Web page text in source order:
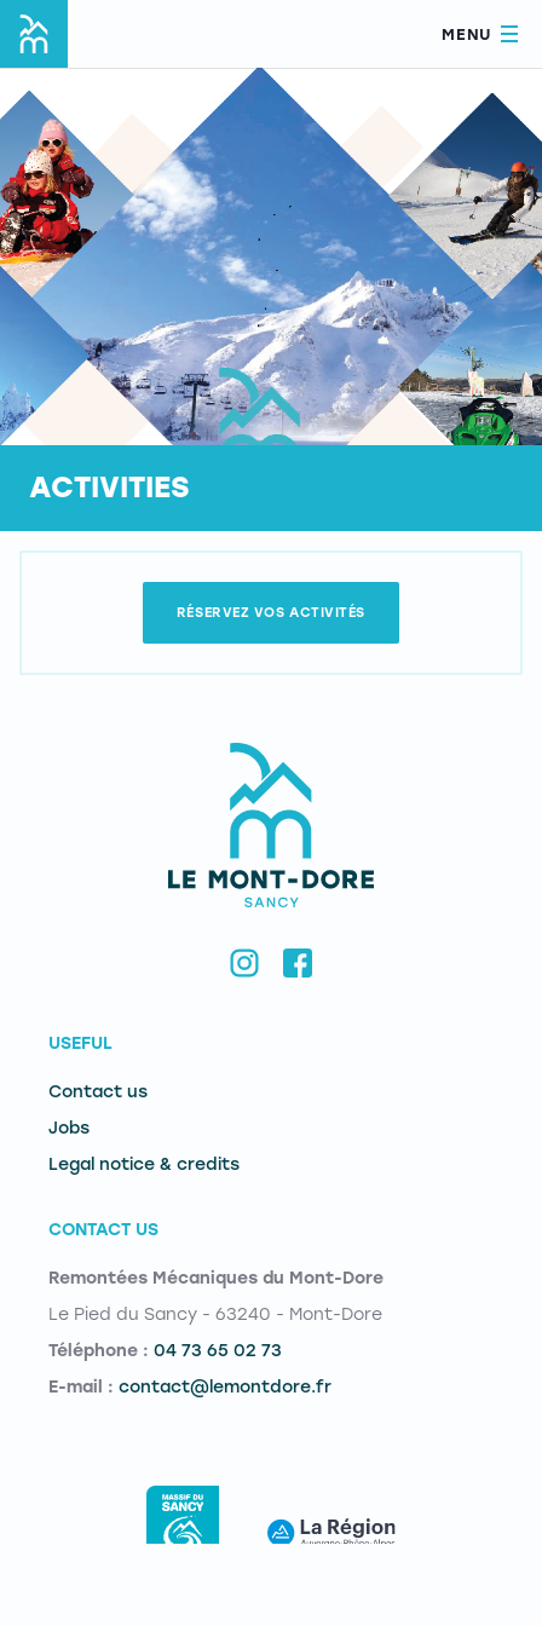
MENU
ACTIVITIES
RÉSERVEZ VOS ACTIVITÉS
USEFUL
Contact us
Jobs
Legal notice & credits
CONTACT US
Remontées Mécaniques du Mont-Dore
Le Pied du Sancy - 63240 - Mont-Dore
Téléphone : 04 73 65 02 73
E-mail : contact@lemontdore.fr